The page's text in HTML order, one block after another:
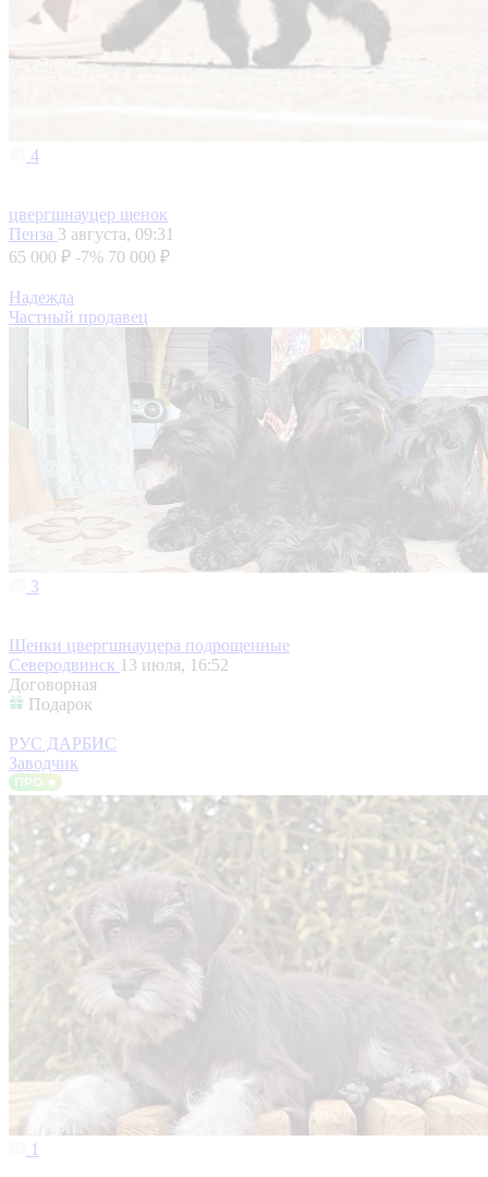
4
цвергшнауцер щенок
Пенза 3 августа, 09:31
65 000 ₽ -7% 70 000 ₽
Надежда
Частный продавец
3
Щенки цвергшнауцера подрощенные
Северодвинск 13 июля, 16:52
Договорная
Подарок
РУС ДАРБИС
Заводчик
1